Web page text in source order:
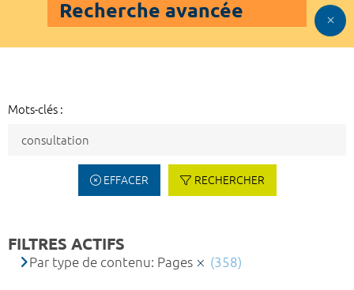
Recherche avancée
Mots-clés :
EFFACER RECHERCHER
FILTRES ACTIFS
Par type de contenu: Pages (358)